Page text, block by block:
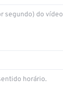
segundo) do vídeo
horário.